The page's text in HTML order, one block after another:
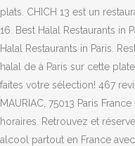
plats. CHICH 13 est un
16. Best Halal Restaurants in
Halal Restaurants in Paris.
halal de à Paris sur cette
faites votre sélection! 467
MAURIAC, 75013 Paris
horaires. Retrouvez et
alcool partout en France